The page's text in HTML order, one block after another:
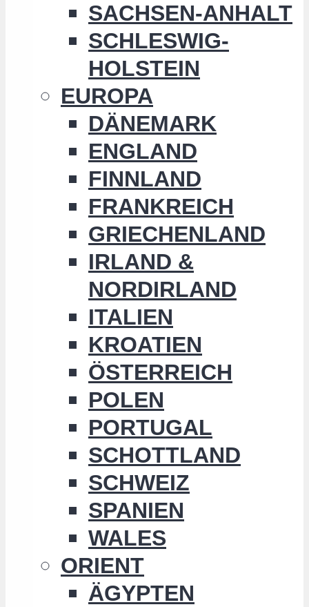
SACHSEN-ANHALT
SCHLESWIG-
HOLSTEIN
EUROPA
DÄNEMARK
ENGLAND
FINNLAND
FRANKREICH
GRIECHENLAND
IRLAND &
NORDIRLAND
ITALIEN
KROATIEN
ÖSTERREICH
POLEN
PORTUGAL
SCHOTTLAND
SCHWEIZ
SPANIEN
WALES
ORIENT
ÄGYPTEN